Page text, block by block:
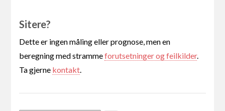
Sitere?
Dette er ingen måling eller prognose, men en
beregning med strammeforutsetninger og feilkilder.
Ta gjerne kontakt.